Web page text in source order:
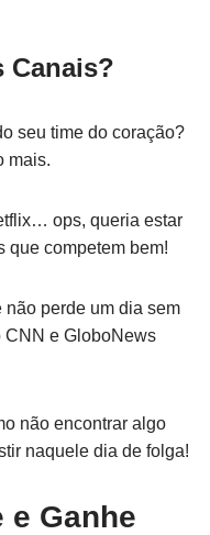
Canais?
seu time do coração?
mais.
ops, queria estar
que competem bem!
não perde um dia sem
CNN e GloboNews
não encontrar algo
naquele dia de folga!
e Ganhe